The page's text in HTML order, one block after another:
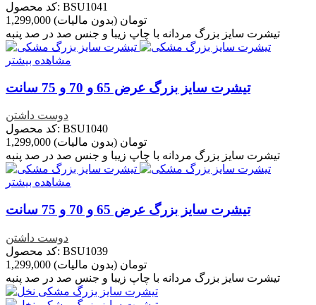
کد محصول: BSU1041
1,299,000 تومان (بدون مالیات)
تیشرت سایز بزرگ مردانه با چاپ زیبا و جنس صد در صد پنبه
مشاهده بیشتر
تیشرت سایز بزرگ عرض 65 و 70 و 75 سانت
دوست داشتن
کد محصول: BSU1040
1,299,000 تومان (بدون مالیات)
تیشرت سایز بزرگ مردانه با چاپ زیبا و جنس صد در صد پنبه
مشاهده بیشتر
تیشرت سایز بزرگ عرض 65 و 70 و 75 سانت
دوست داشتن
کد محصول: BSU1039
1,299,000 تومان (بدون مالیات)
تیشرت سایز بزرگ مردانه با چاپ زیبا و جنس صد در صد پنبه